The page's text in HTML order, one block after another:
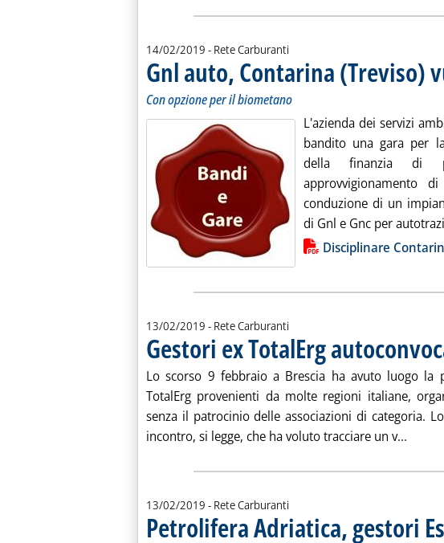
14/02/2019 - Rete Carburanti
Gnl auto, Contarina (Treviso)
Con opzione per il biometano
L'azienda dei servizi
bandito una gara per
della finanzia di
approvvigionamento
conduzione di un
di Gnl e Gnc per
Lista allegati PDF alla notizia
Disciplinare
13/02/2019 - Rete Carburanti
Gestori ex TotalErg
Lo scorso 9 febbraio a Brescia ha avuto luogo
TotalErg provenienti da molte regioni italiane,
senza il patrocinio delle associazioni di categoria.
incontro, si legge, che ha voluto tracciare un v...
13/02/2019 - Rete Carburanti
Petrolifera Adriatica, gestori